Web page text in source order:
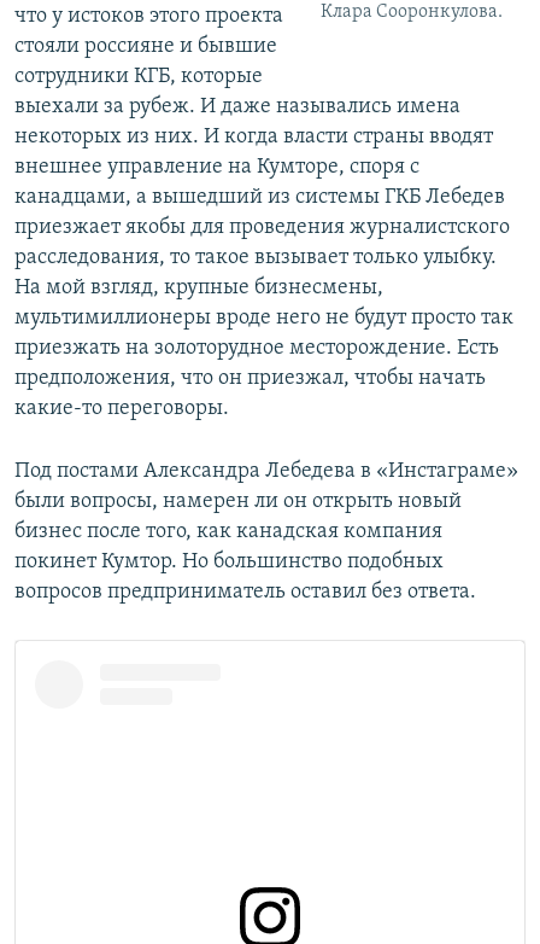
Клара Сооронкулова.
что у истоков этого проекта
стояли россияне и бывшие
сотрудники КГБ, которые
выехали за рубеж. И даже назывались имена
некоторых из них. И когда власти страны вводят
внешнее управление на Кумторе, споря с
канадцами, а вышедший из системы ГКБ Лебедев
приезжает якобы для проведения журналистского
расследования, то такое вызывает только улыбку.
На мой взгляд, крупные бизнесмены,
мультимиллионеры вроде него не будут просто так
приезжать на золоторудное месторождение. Есть
предположения, что он приезжал, чтобы начать
какие-то переговоры.
Под постами Александра Лебедева в «Инстаграме»
были вопросы, намерен ли он открыть новый
бизнес после того, как канадская компания
покинет Кумтор. Но большинство подобных
вопросов предприниматель оставил без ответа.